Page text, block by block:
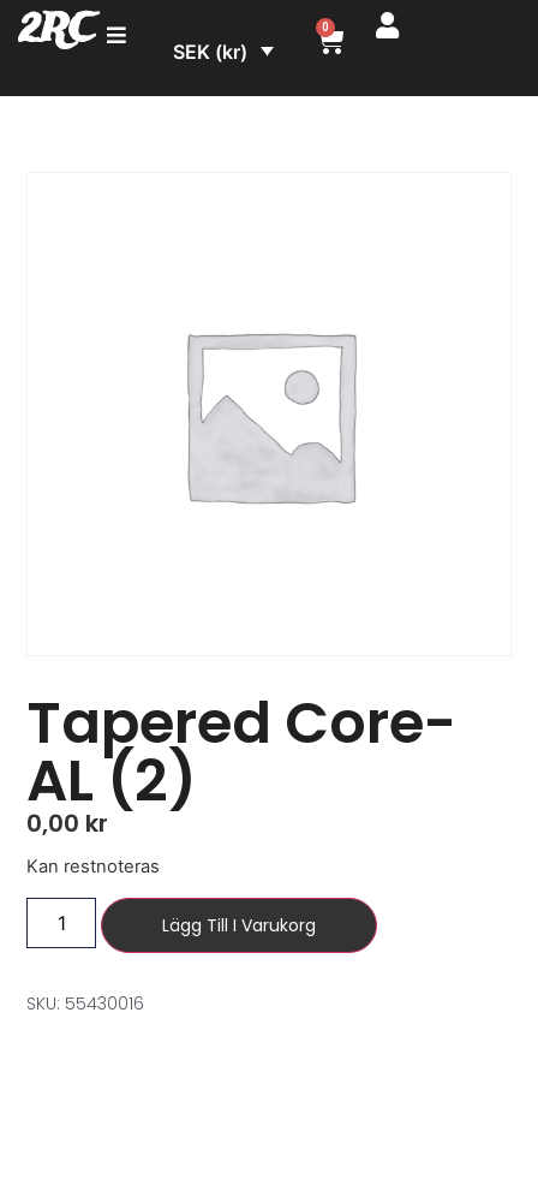
2RC SEK (kr)
0
Tapered Core-
AL (2)
0,00 kr
Kan restnoteras
Lägg Till I Varukorg
SKU: 55430016